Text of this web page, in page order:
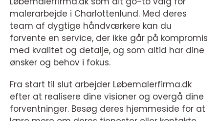
malerarbejde i Charlottenlund. Med deres
team af dygtige håndværkere kan du
forvente en service, der ikke går på kompromis
med kvalitet og detalje, og som altid har dine
ønsker og behov i fokus.
Fra start til slut arbejder Løbemalerfirma.dk
efter at realisere dine visioner og overgå dine
forventninger. Besøg deres hjemmeside for at